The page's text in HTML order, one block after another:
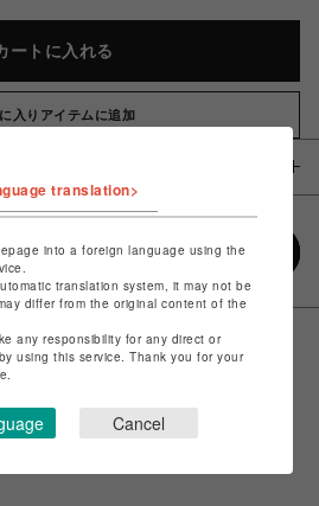
ートに入れる
入りアイテムに追加
translation>
into a foreign language using the
translation system, it may not be
differ from the original content of the
any responsibility for any direct or
using this service. Thank you for your
Cancel